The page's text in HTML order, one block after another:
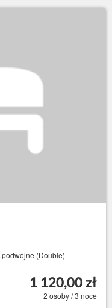
podwójne (Double)
1 120,00 zł
2 osoby / 3 noce